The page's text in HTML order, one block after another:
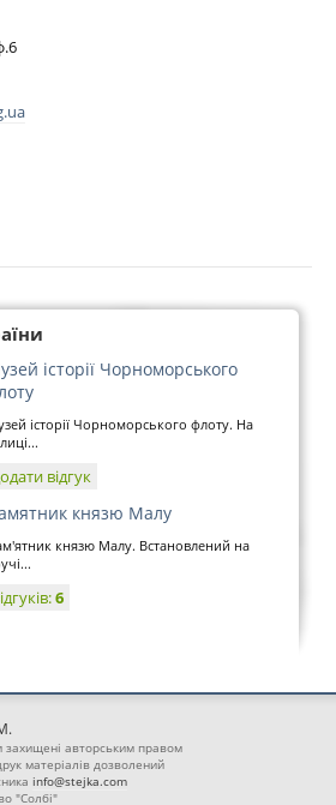
історії Чорноморського
історії Чорноморського флоту. На
відгук
князю Малу
князю Малу. Встановлений на
6
захищені авторським правом
матеріалів дозволений
info@stejka.com
"Солбі"